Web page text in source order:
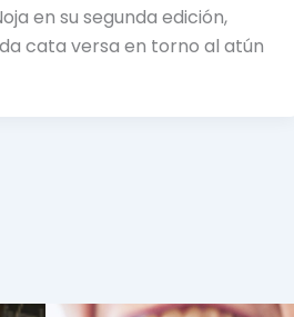
en su segunda edición,
cata versa en torno al atún